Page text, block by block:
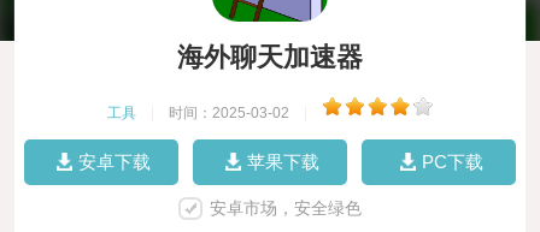
海外聊天加速器
工具 时间：2025-03-02
安卓下载 苹果下载 PC下载
安卓市场，安全绿色